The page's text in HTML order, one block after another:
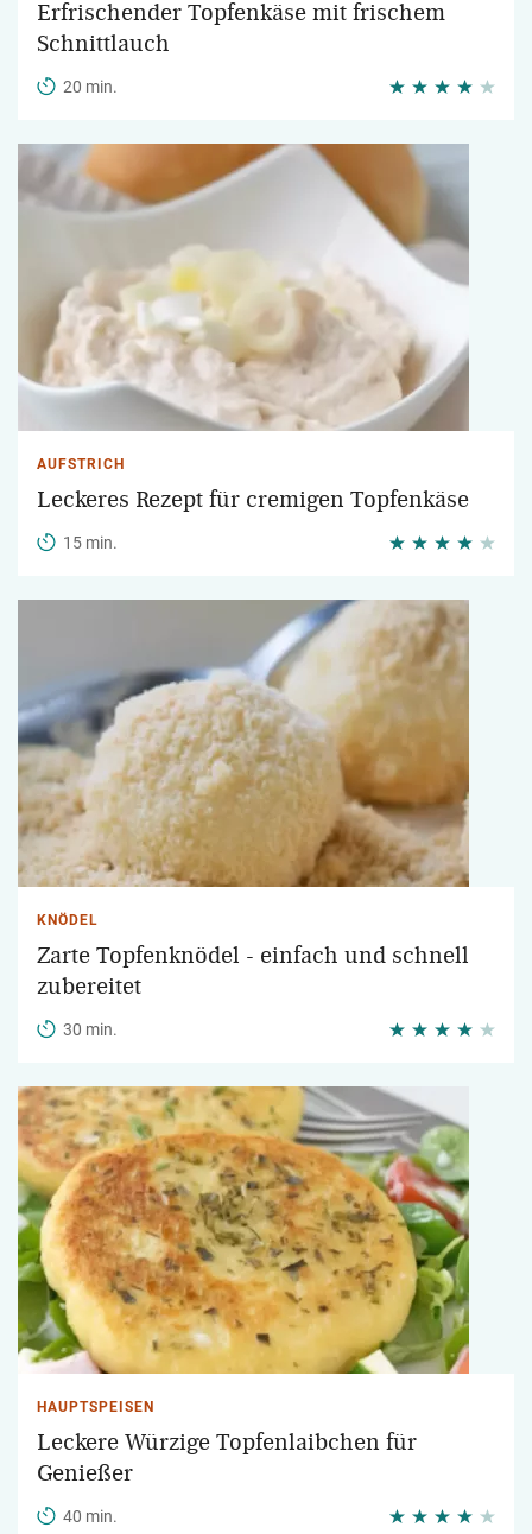
Erfrischender Topfenkäse mit frischem
Schnittlauch
20 min.
AUFSTRICH
Leckeres Rezept für cremigen Topfenkäse
15 min.
KNÖDEL
Zarte Topfenknödel - einfach und schnell
zubereitet
30 min.
HAUPTSPEISEN
Leckere Würzige Topfenlaibchen für
Genießer
40 min.